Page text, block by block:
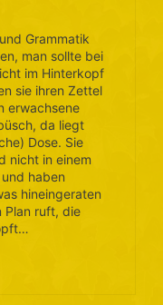
Grammatik
man sollte bei
im Hinterkopf
sie ihren Zettel
erwachsene
da liegt
Dose. Sie
nicht in einem
haben
hineingeraten
Plan ruft, die